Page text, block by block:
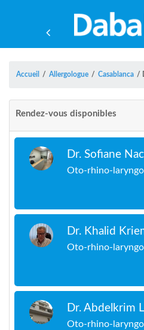
Accueil / Allergologue / Casablanca /
Rendez-vous disponibles
Dr. Sofiane
Oto-rhino-
Dr. Khalid
Oto-rhino-
Dr. Abdelkrim
Oto-rhino-